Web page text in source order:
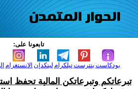
تابعونا على:
الانستغرام لينكدإن تيلكرامبنترست بودكاست
تبرعاتكم وتبرعاتكن المالية تحفظ